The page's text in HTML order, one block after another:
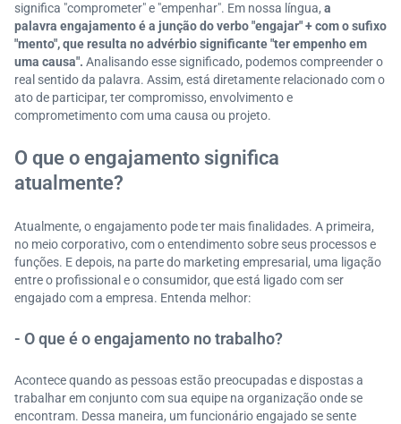
significa "comprometer" e "empenhar". Em nossa língua, a
palavra engajamento é a junção do verbo "engajar" + com o sufixo
"mento", que resulta no advérbio significante "ter empenho em
uma causa". Analisando esse significado, podemos compreender o
real sentido da palavra. Assim, está diretamente relacionado com o
ato de participar, ter compromisso, envolvimento e
comprometimento com uma causa ou projeto.
O que o engajamento significa
atualmente?
Atualmente, o engajamento pode ter mais finalidades. A primeira,
no meio corporativo, com o entendimento sobre seus processos e
funções. E depois, na parte do marketing empresarial, uma ligação
entre o profissional e o consumidor, que está ligado com ser
engajado com a empresa. Entenda melhor:
- O que é o engajamento no trabalho?
Acontece quando as pessoas estão preocupadas e dispostas a
trabalhar em conjunto com sua equipe na organização onde se
encontram. Dessa maneira, um funcionário engajado se sente